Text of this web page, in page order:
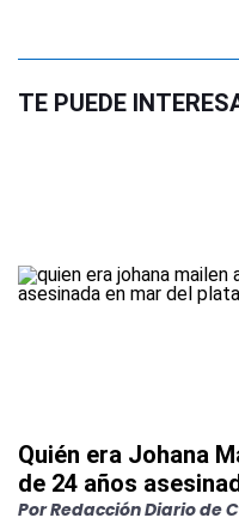
TE PUEDE
Quién era Johana
de 24 años
PorRedacción Diario de